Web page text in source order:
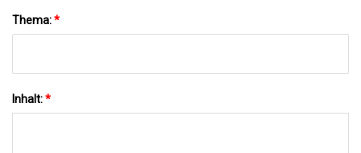
Thema:*
Inhalt:*